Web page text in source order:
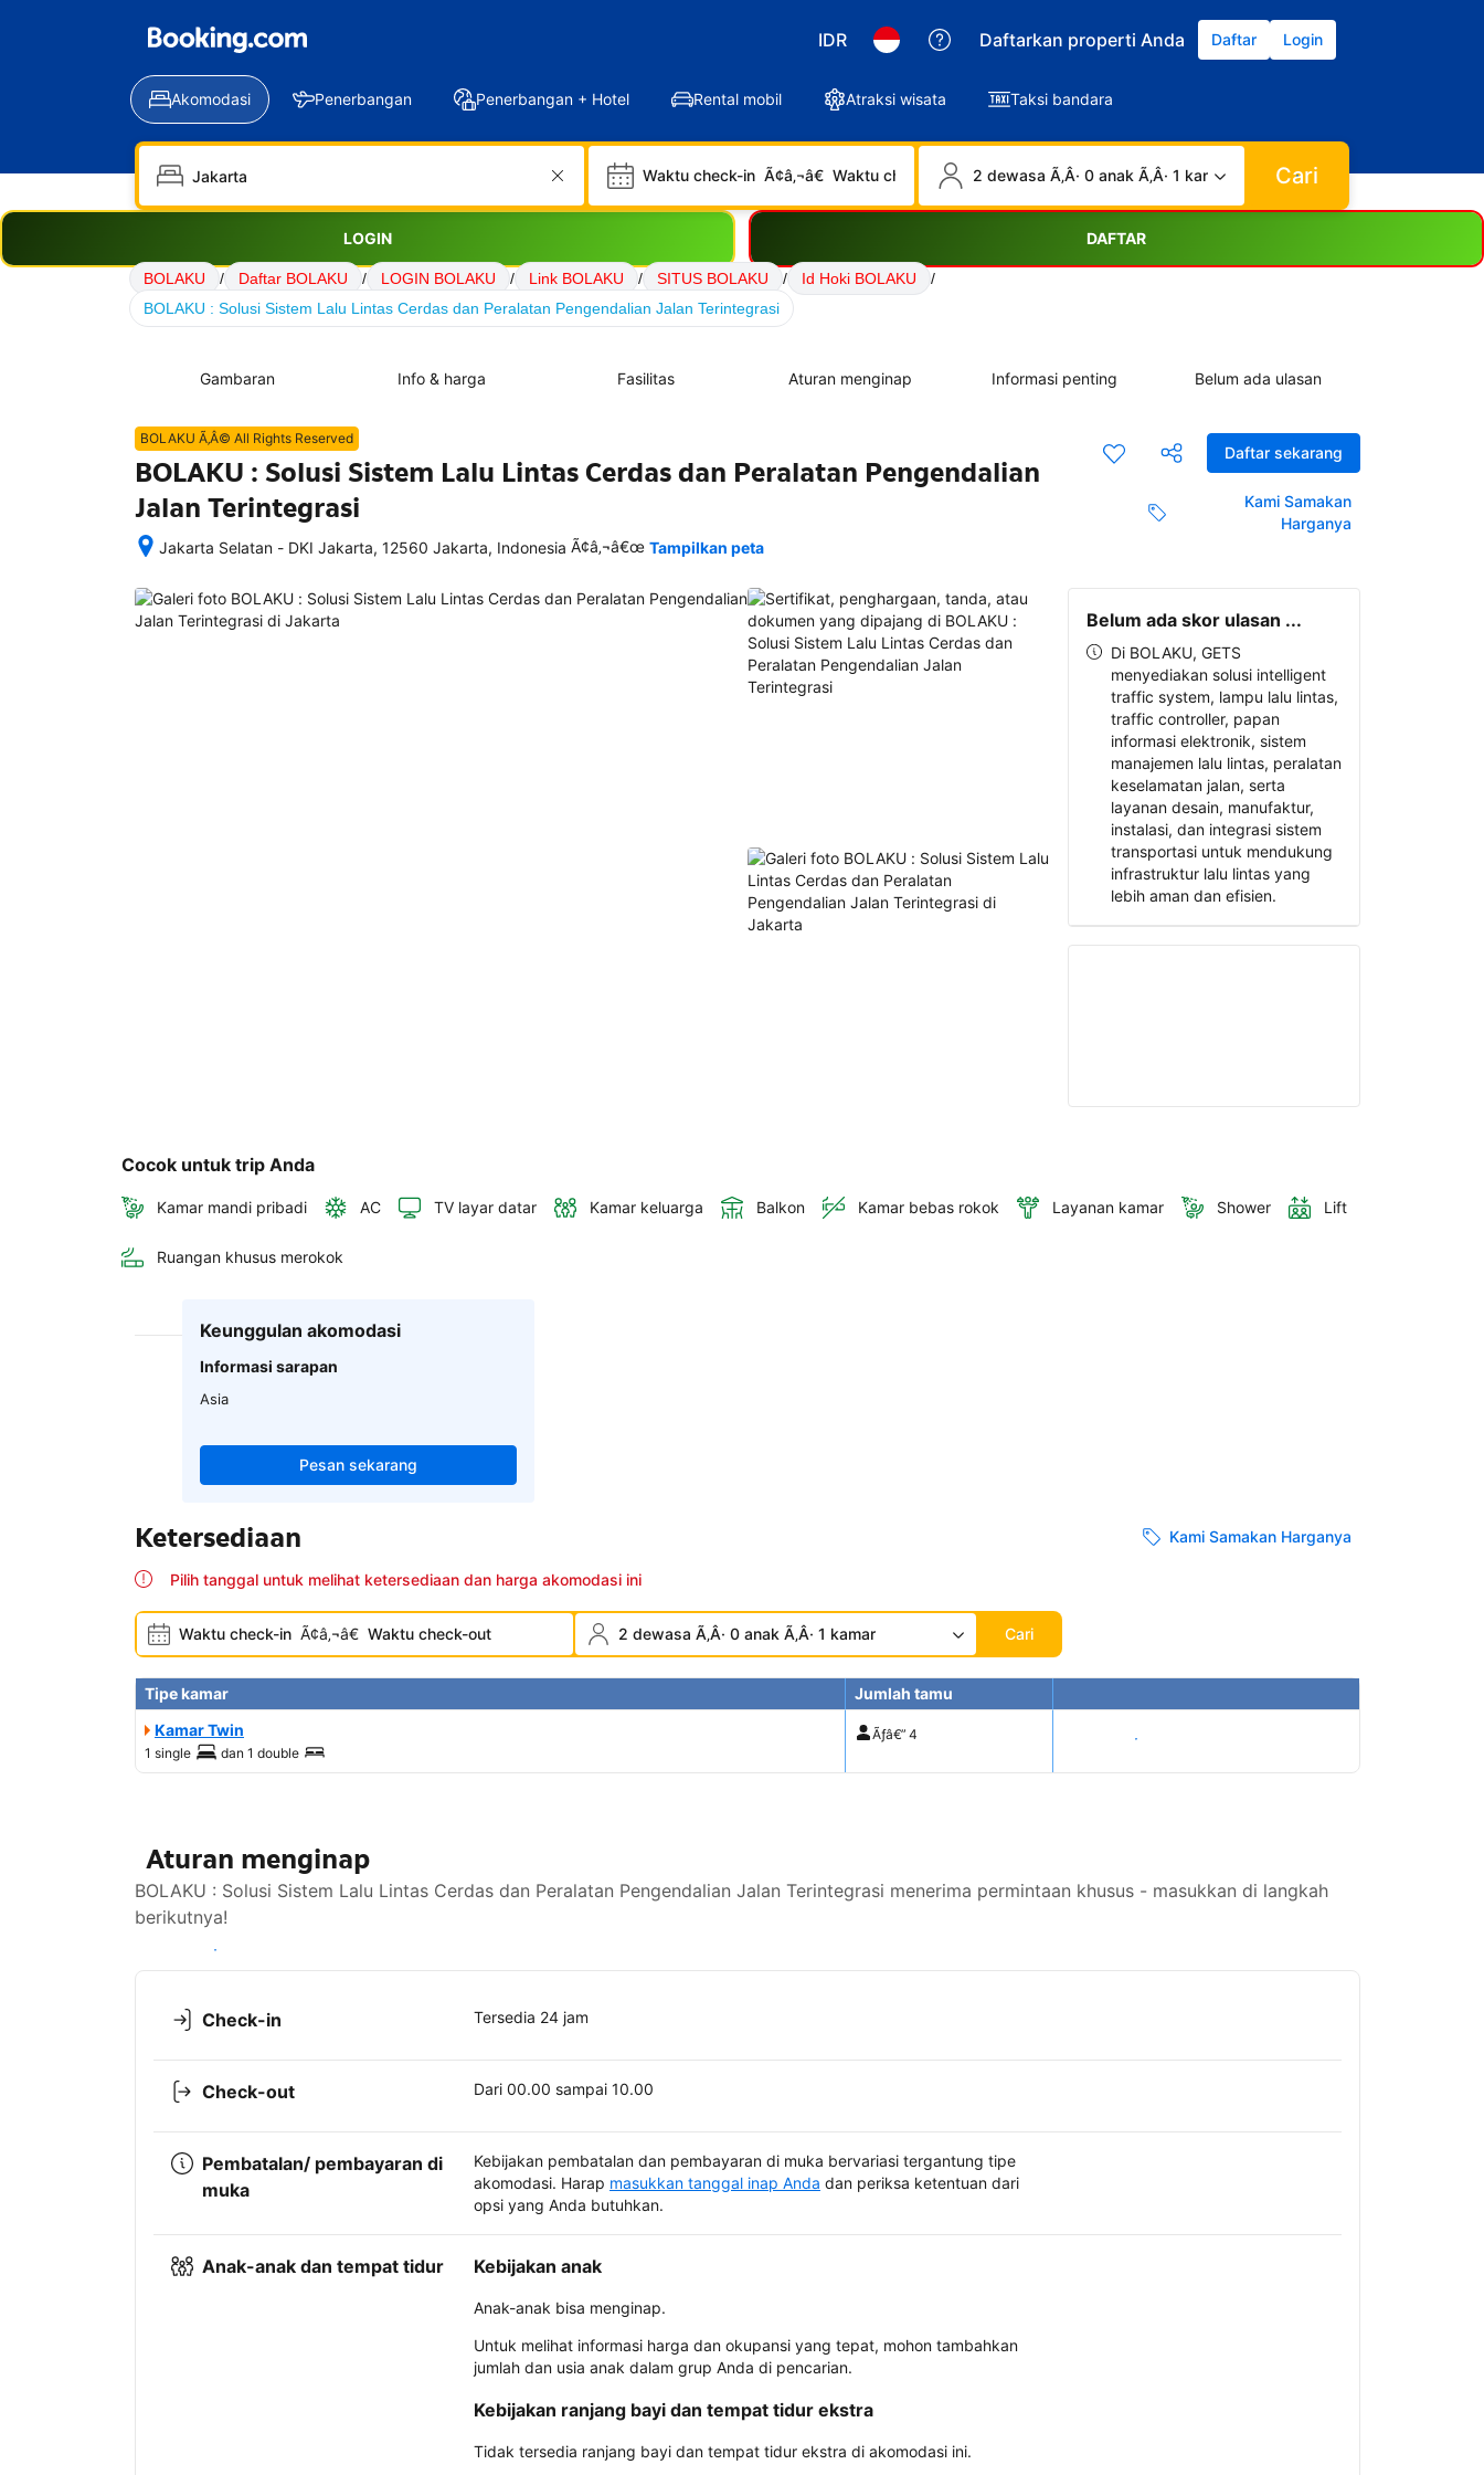
IDR Daftarkan properti Anda Daftar Login
Akomodasi Penerbangan Penerbangan + Hotel Rental mobil Atraksi wisata Taksi bandara
Waktu check-in Ã¢â‚¬â€ Waktu check-out 2 dewasa Ã‚Â· 0 anak Ã‚Â· 1 kamar Cari
LOGIN DAFTAR
BOLAKU / Daftar BOLAKU / LOGIN BOLAKU / Link BOLAKU / SITUS BOLAKU / Id Hoki BOLAKU
/
BOLAKU : Solusi Sistem Lalu Lintas Cerdas dan Peralatan Pengendalian Jalan Terintegrasi
Gambaran Info & harga Fasilitas Aturan menginap Informasi penting Belum ada ulasan
Daftar sekarang
Kami Samakan
Harganya
BOLAKU Ã‚Â© All Rights Reserved
BOLAKU : Solusi Sistem Lalu Lintas Cerdas dan Peralatan Pengendalian
Jalan Terintegrasi
Jakarta Selatan - DKI Jakarta, 12560 Jakarta, Indonesia
memesan,
semua
Ã¢â‚¬â€œ Tampilkan peta
Belum ada skor ulasan ...
Di BOLAKU, GETS
menyediakan solusi intelligent
traffic system, lampu lalu lintas,
traffic controller, papan
informasi elektronik, sistem
manajemen lalu lintas, peralatan
keselamatan jalan, serta
layanan desain, manufaktur,
instalasi, dan integrasi sistem
transportasi untuk mendukung
infrastruktur lalu lintas yang
lebih aman dan efisien.
Cocok untuk trip Anda
Kamar mandi pribadi AC TV layar datar Kamar keluarga Balkon Kamar bebas rokok Layanan kamar Shower Lift
Ruangan khusus merokok
Keunggulan akomodasi
Informasi sarapan
Asia
Pesan sekarang
Ketersediaan Kami Samakan Harganya
Pilih tanggal untuk melihat ketersediaan dan harga akomodasi ini
Waktu check-in Ã¢â‚¬â€ Waktu check-out 2 dewasa Ã‚Â· 0 anak Ã‚Â· 1 kamar Cari
Tipe kamar
Jumlah tamu
Kamar Twin
1 single dan 1 double
Ãƒâ€” 4 Tampilkan harga
Aturan menginap
BOLAKU : Solusi Sistem Lalu Lintas Cerdas dan Peralatan Pengendalian Jalan Terintegrasi menerima permintaan khusus - masukkan di langkah
berikutnya!
Lihat ketersediaan
Check-in Tersedia 24 jam
Check-out Dari 00.00 sampai 10.00
Pembatalan/ pembayaran di
muka
Kebijakan pembatalan dan pembayaran di muka bervariasi tergantung tipe
akomodasi. Harap masukkan tanggal inap Anda dan periksa ketentuan dari
opsi yang Anda butuhkan.
Anak-anak dan tempat tidur Kebijakan anak
Anak-anak bisa menginap.
Untuk melihat informasi harga dan okupansi yang tepat, mohon tambahkan
jumlah dan usia anak dalam grup Anda di pencarian.
Kebijakan ranjang bayi dan tempat tidur ekstra
Tidak tersedia ranjang bayi dan tempat tidur ekstra di akomodasi ini.